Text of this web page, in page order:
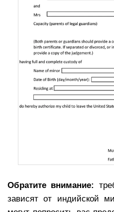
Обратите внимание:
зависят от индийской